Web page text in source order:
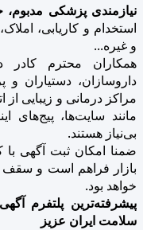
نیازمندی پزشکی مدبوم،
استخدام و کاریابی،
و غیره...
همکاران محترم کادر
داروسازان، دستیاران و
مراکز درمانی و زیبایی
مانند سایت‌ها، پیج‌های
بی‌نیاز هستند.
ضمنا امکان ثبت آگهی با
خواهد بود.
پیشرفته‌ترین پلتفرم
سلامت ایران عزیز